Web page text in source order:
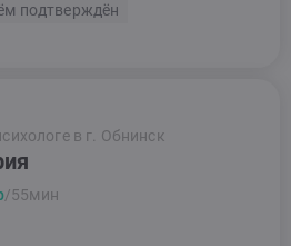
подтверждён
в г. Обнинск
/55мин